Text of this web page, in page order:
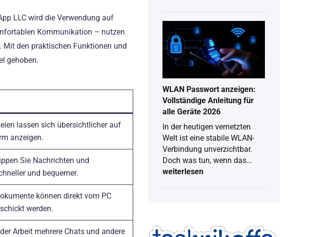
LLC wird die Verwendung auf
Kommunikation – nutzen
Mit den praktischen Funktionen und
gehoben.
lassen sich übersichtlicher auf
anzeigen.
Sie Nachrichten und
und bequemer.
können direkt vom PC
werden.
Arbeit mehrere Chats und andere
Kompletter
Ratgeber
für
digitalen
Radioempfang
WLAN Passwort anzeigen:
Vollständige Anleitung für
alle Geräte 2026
In der heutigen vernetzten
Welt ist eine stabile WLAN-
Verbindung unverzichtbar.
Doch was tun, wenn das…
WLAN
Geräte
weiterlesen